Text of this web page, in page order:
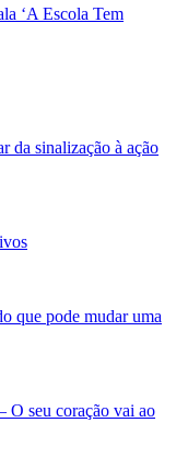
‘A Escola Tem
da sinalização à ação
que pode mudar uma
O seu coração vai ao